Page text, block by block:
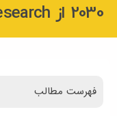
تماس
محصولات
2030 از HDIN Research
فهرست مطالب